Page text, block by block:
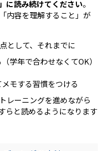
に読み続けてください。
内容を理解すること」が
として、それまでに
学年で合わせなくてOK）
モする習慣をつける
レーニングを進めながら
らと読めるようになります